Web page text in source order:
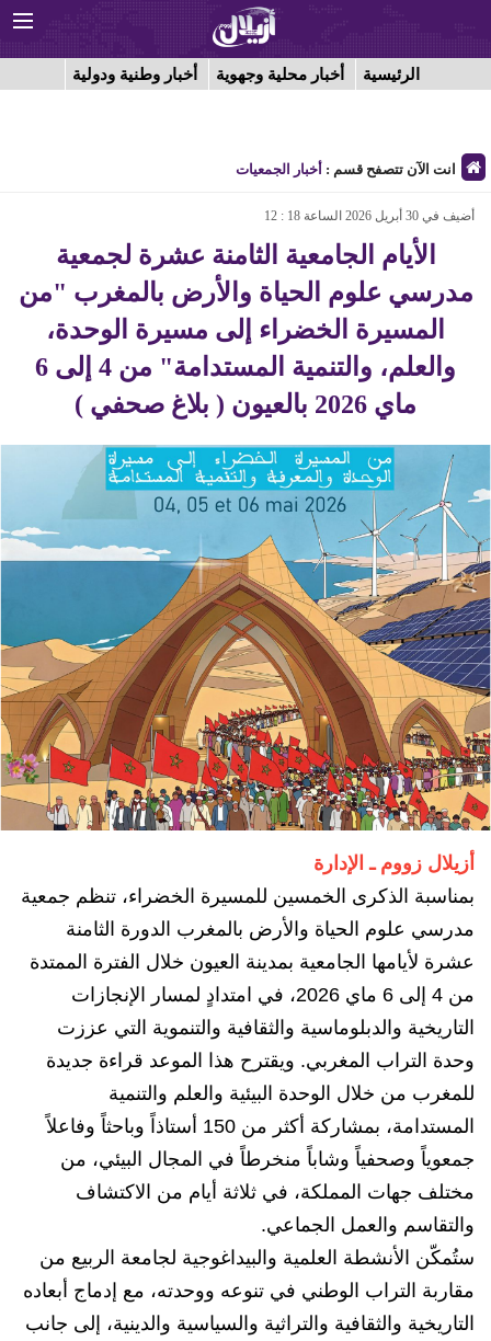
الرئيسية أخبار محلية وجهوية أخبار وطنية ودولية
انت الآن تتصفح قسم : أخبار الجمعيات
أضيف في 30 أبريل 2026 الساعة 18 : 12
الأيام الجامعية الثامنة عشرة لجمعية
مدرسي علوم الحياة والأرض بالمغرب "من
المسيرة الخضراء إلى مسيرة الوحدة،
والعلم، والتنمية المستدامة" من 4 إلى 6
ماي 2026 بالعيون ( بلاغ صحفي )
أزيلال زووم ـ الإدارة
بمناسبة الذكرى الخمسين للمسيرة الخضراء، تنظم جمعية
مدرسي علوم الحياة والأرض بالمغرب الدورة الثامنة
عشرة لأيامها الجامعية بمدينة العيون خلال الفترة الممتدة
من 4 إلى 6 ماي 2026، في امتدادٍ لمسار الإنجازات
التاريخية والدبلوماسية والثقافية والتنموية التي عززت
وحدة التراب المغربي. ويقترح هذا الموعد قراءة جديدة
للمغرب من خلال الوحدة البيئية والعلم والتنمية
المستدامة، بمشاركة أكثر من 150 أستاذاً وباحثاً وفاعلاً
جمعوياً وصحفياً وشاباً منخرطاً في المجال البيئي، من
مختلف جهات المملكة، في ثلاثة أيام من الاكتشاف
والتقاسم والعمل الجماعي.
ستُمكّن الأنشطة العلمية والبيداغوجية لجامعة الربيع من
مقاربة التراب الوطني في تنوعه ووحدته، مع إدماج أبعاده
التاريخية والثقافية والتراثية والسياسية والدينية، إلى جانب